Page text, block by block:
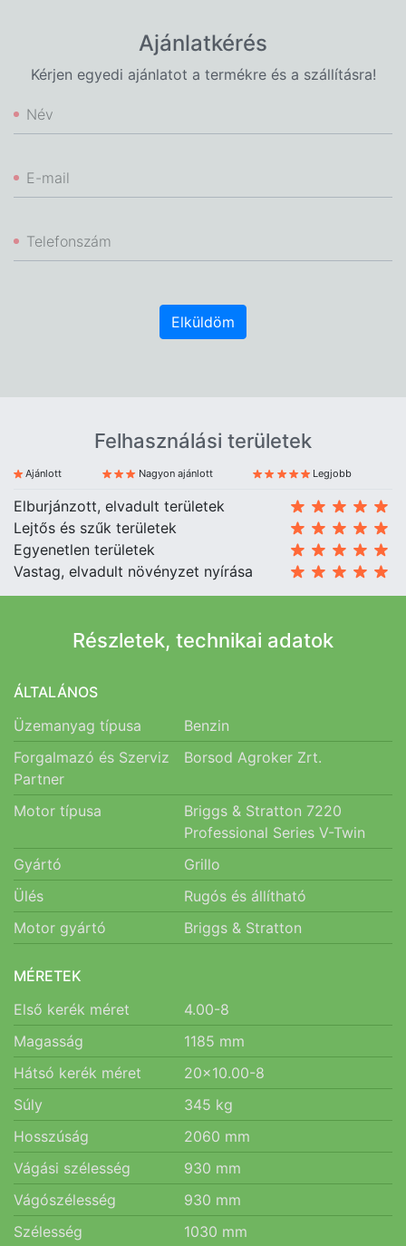
Ajánlatkérés
Kérjen egyedi ajánlatot a termékre és a szállításra!
Név
E-mail
Telefonszám
Elküldöm
Felhasználási területek
Ajánlott Nagyon ajánlott Legjobb
Elburjánzott, elvadult területek
Lejtős és szűk területek
Egyenetlen területek
Vastag, elvadult növényzet nyírása
Részletek, technikai adatok
ÁLTALÁNOS
Üzemanyag típusa
Benzin
Forgalmazó és Szerviz
Partner
Borsod Agroker Zrt.
Motor típusa
Briggs & Stratton 7220
Professional Series V-Twin
Gyártó
Grillo
Ülés
Rugós és állítható
Motor gyártó
Briggs & Stratton
MÉRETEK
Első kerék méret
4.00-8
Magasság
1185 mm
Hátsó kerék méret
20x10.00-8
Súly
345 kg
Hosszúság
2060 mm
Vágási szélesség
930 mm
Vágószélesség
930 mm
Szélesség
1030 mm